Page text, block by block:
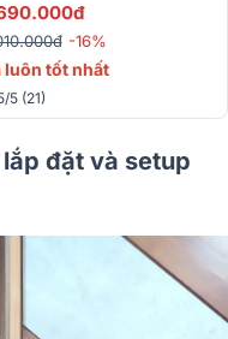
-16%
luôn tốt nhất
5 (21)
đặt và setup